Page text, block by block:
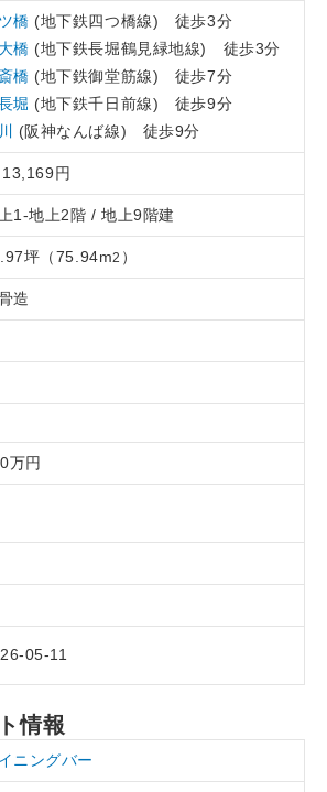
橋 (地下鉄四つ橋線) 徒歩3分
橋 (地下鉄長堀鶴見緑地線) 徒歩3分
橋 (地下鉄御堂筋線) 徒歩7分
堀 (地下鉄千日前線) 徒歩9分
(阪神なんば線) 徒歩9分
円
1-地上2階 / 地上9階建
坪 （75.94m2 ）
造
万円
05-11
情報
ニングバー